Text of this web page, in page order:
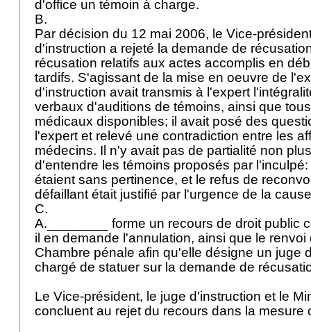
d'office un témoin à charge.
B.
Par décision du 12 mai 2006, le Vice-
d'instruction a rejeté la demande de
récusation relatifs aux actes accomplis en
tardifs. S'agissant de la mise en oeuvre de
d'instruction avait transmis à l'expert
verbaux d'auditions de témoins, ainsi que
médicaux disponibles; il avait posé des
l'expert et relevé une contradiction entre les
médecins. Il n'y avait pas de partialité non
d'entendre les témoins proposés par
étaient sans pertinence, et le refus de
défaillant était justifié par l'urgence de la
C.
A.________ forme un recours de droit public
il en demande l'annulation, ainsi que le
Chambre pénale afin qu'elle désigne un juge
chargé de statuer sur la demande de
Le Vice-président, le juge d'instruction et le
concluent au rejet du recours dans la